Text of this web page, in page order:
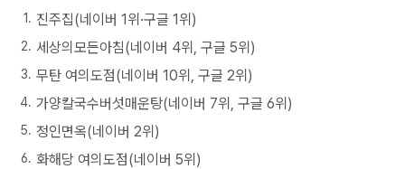
진주집(네이버 1위·구글 1위)
세상의모든아침(네이버 4위, 구글 5위)
무탄 여의도점(네이버 10위, 구글 2위)
가양칼국수버섯매운탕(네이버 7위, 구글 6위)
정인면옥(네이버 2위)
화해당 여의도점(네이버 5위)